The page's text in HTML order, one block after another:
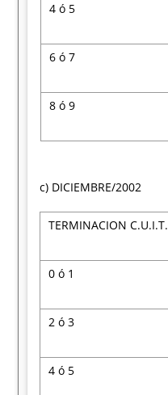
4 ó 5
6 ó 7
8 ó 9
c) DICIEMBRE/2002
TERMINACION C.U.I.T.
0 ó 1
2 ó 3
4 ó 5